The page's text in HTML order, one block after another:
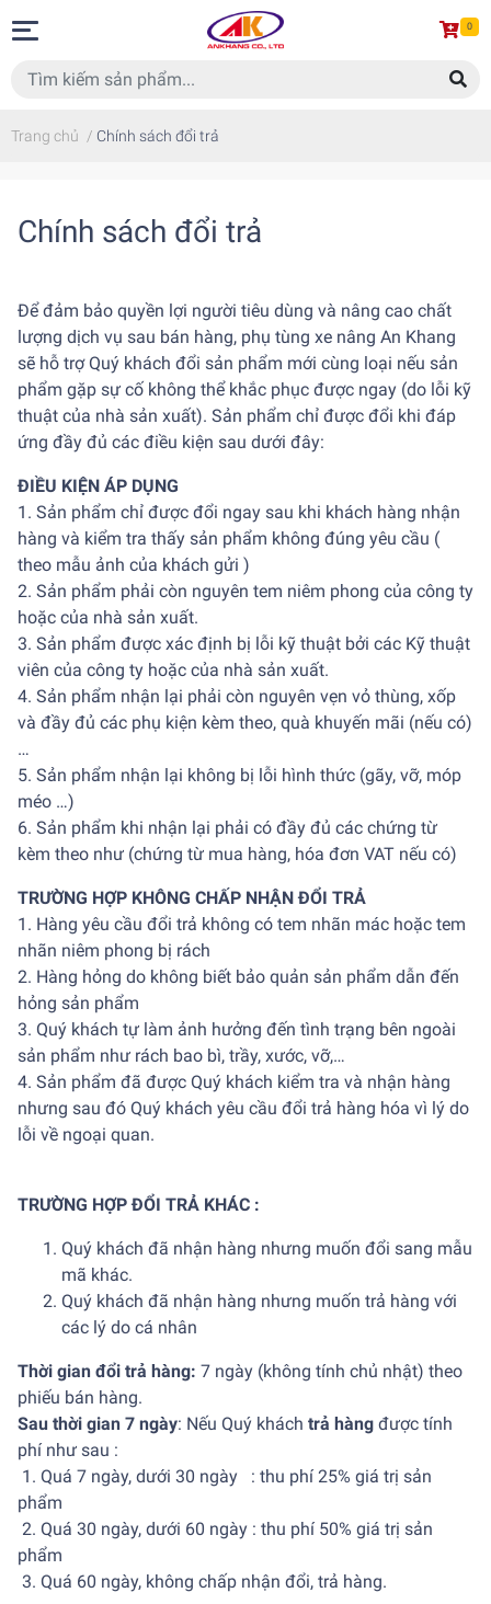
0
Trang chủ / Chính sách đổi trả
Chính sách đổi trả
Để đảm bảo quyền lợi người tiêu dùng và nâng cao chất
lượng dịch vụ sau bán hàng, phụ tùng xe nâng An Khang
sẽ hỗ trợ Quý khách đổi sản phẩm mới cùng loại nếu sản
phẩm gặp sự cố không thể khắc phục được ngay (do lỗi kỹ
thuật của nhà sản xuất). Sản phẩm chỉ được đổi khi đáp
ứng đầy đủ các điều kiện sau dưới đây:
ĐIỀU KIỆN ÁP DỤNG
1. Sản phẩm chỉ được đổi ngay sau khi khách hàng nhận
hàng và kiểm tra thấy sản phẩm không đúng yêu cầu (
theo mẫu ảnh của khách gửi )
2. Sản phẩm phải còn nguyên tem niêm phong của công ty
hoặc của nhà sản xuất.
3. Sản phẩm được xác định bị lỗi kỹ thuật bởi các Kỹ thuật
viên của công ty hoặc của nhà sản xuất.
4. Sản phẩm nhận lại phải còn nguyên vẹn vỏ thùng, xốp
và đầy đủ các phụ kiện kèm theo, quà khuyến mãi (nếu có)
…
5. Sản phẩm nhận lại không bị lỗi hình thức (gãy, vỡ, móp
méo …)
6. Sản phẩm khi nhận lại phải có đầy đủ các chứng từ
kèm theo như (chứng từ mua hàng, hóa đơn VAT nếu có)
TRƯỜNG HỢP KHÔNG CHẤP NHẬN ĐỔI TRẢ
1. Hàng yêu cầu đổi trả không có tem nhãn mác hoặc tem
nhãn niêm phong bị rách
2. Hàng hỏng do không biết bảo quản sản phẩm dẫn đến
hỏng sản phẩm
3. Quý khách tự làm ảnh hưởng đến tình trạng bên ngoài
sản phẩm như rách bao bì, trầy, xước, vỡ,…
4. Sản phẩm đã được Quý khách kiểm tra và nhận hàng
nhưng sau đó Quý khách yêu cầu đổi trả hàng hóa vì lý do
lỗi về ngoại quan.
TRƯỜNG HỢP ĐỔI TRẢ KHÁC :
Quý khách đã nhận hàng nhưng muốn đổi sang mẫu
mã khác.
Quý khách đã nhận hàng nhưng muốn trả hàng với
các lý do cá nhân
Thời gian đổi trả hàng: 7 ngày (không tính chủ nhật) theo
phiếu bán hàng.
Sau thời gian 7 ngày: Nếu Quý khách trả hàng được tính
phí như sau :
1. Quá 7 ngày, dưới 30 ngày : thu phí 25% giá trị sản
phẩm
2. Quá 30 ngày, dưới 60 ngày : thu phí 50% giá trị sản
phẩm
3. Quá 60 ngày, không chấp nhận đổi, trả hàng.